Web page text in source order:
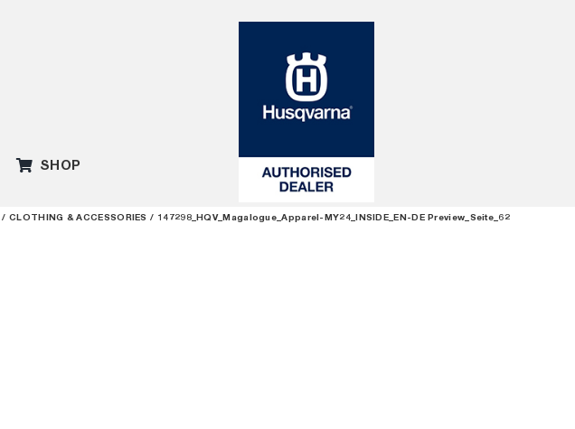
SHOP
CLOTHING & ACCESSORIES 147298_HQV_Magalogue_Apparel-MY24_INSIDE_EN-DE Preview_Seite_62